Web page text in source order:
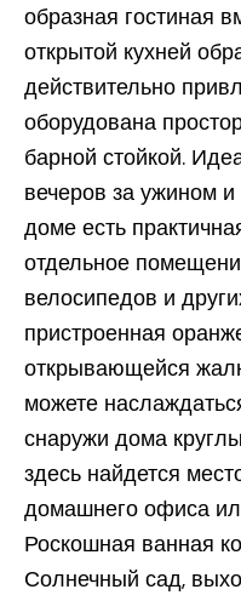
образная гостиная
открытой кухней
действительно
оборудована
барной стойкой.
вечеров за ужином
доме есть
отдельное
велосипедов и
пристроенная
открывающейся
можете
снаружи дома
здесь найдется
домашнего офиса
Роскошная ванная
Солнечный сад,